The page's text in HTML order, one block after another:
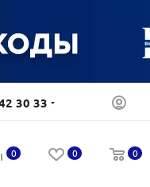
30 33
0 0 0